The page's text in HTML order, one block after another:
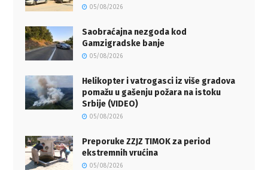
05/08/2026
Saobraćajna nezgoda kod
Gamzigradske banje
05/08/2026
Helikopter i vatrogasci iz više gradova
pomažu u gašenju požara na istoku
Srbije (VIDEO)
05/08/2026
Preporuke ZZJZ TIMOK za period
ekstremnih vrućina
05/08/2026